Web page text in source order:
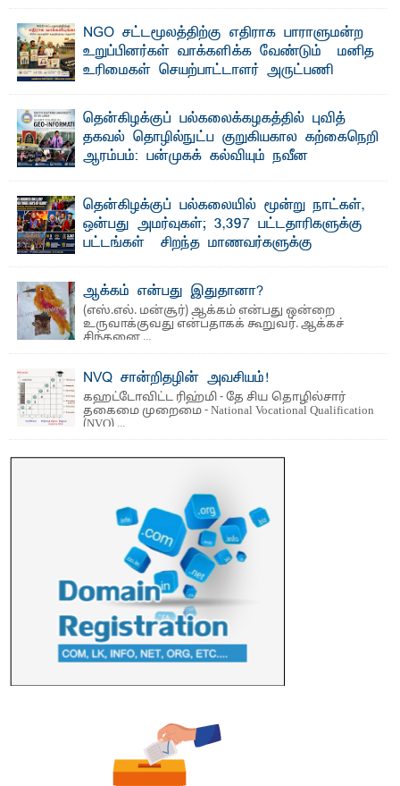
NGO சட்டமூலத்திற்கு எதிராக பாராளுமன்ற
உறுப்பினர்கள் வாக்களிக்க வேண்டும் – மனித
உரிமைகள் செயற்பாட்டாளர் அருட்பணி
ஜே. எப். காமிலா பேகம்- இ லங்கை அரசாங்கம் அரசுசாரா
அமைப்புகள் (NGO) தொடர்பான புதிய சட்டமூலத்தை ...
தென்கிழக்குப் பல்கலைக்கழகத்தில் புவித்
தகவல் தொழில்நுட்ப குறுகியகால கற்கைநெறி
ஆரம்பம்: பன்முகக் கல்வியும் நவீன
பேராசிரியர் எம். எம். பாஸில்
தெ ன்கிழக்குப் பல்கலைக்கழகத்தின் கலை மற்றும் கலாசார
பீடத்தின் புவியியல் துறையினால் ...
தென்கிழக்குப் பல்கலையில் மூன்று நாட்கள்,
ஒன்பது அமர்வுகள்; 3,397 பட்டதாரிகளுக்கு
பட்டங்கள் – சிறந்த மாணவர்களுக்கு
மற்றும் சிறப்புப் பரிசுகள்
எம்.வை. அமீர்- ஒ லுவிலில் அமைந்துள்ள தென்கிழக்குப்
பல்கலைக்கழகத்தின் 18ஆவது பொதுப் பட்டமளிப்பு விழா ...
ஆக்கம் என்பது இதுதானா?
(எஸ்.எல். மன்சூர்) ஆக்கம் என்பது ஒன்றை
உருவாக்குவது என்பதாகக் கூறுவர். ஆக்கச்
சிந்தனை ...
NVQ சான்றிதழின் அவசியம்!
கஹட்டோவிட்ட ரிஹ்மி - தே சிய தொழில்சார்
தகைமை முறைமை - National Vocational Qualification
(NVQ) ...